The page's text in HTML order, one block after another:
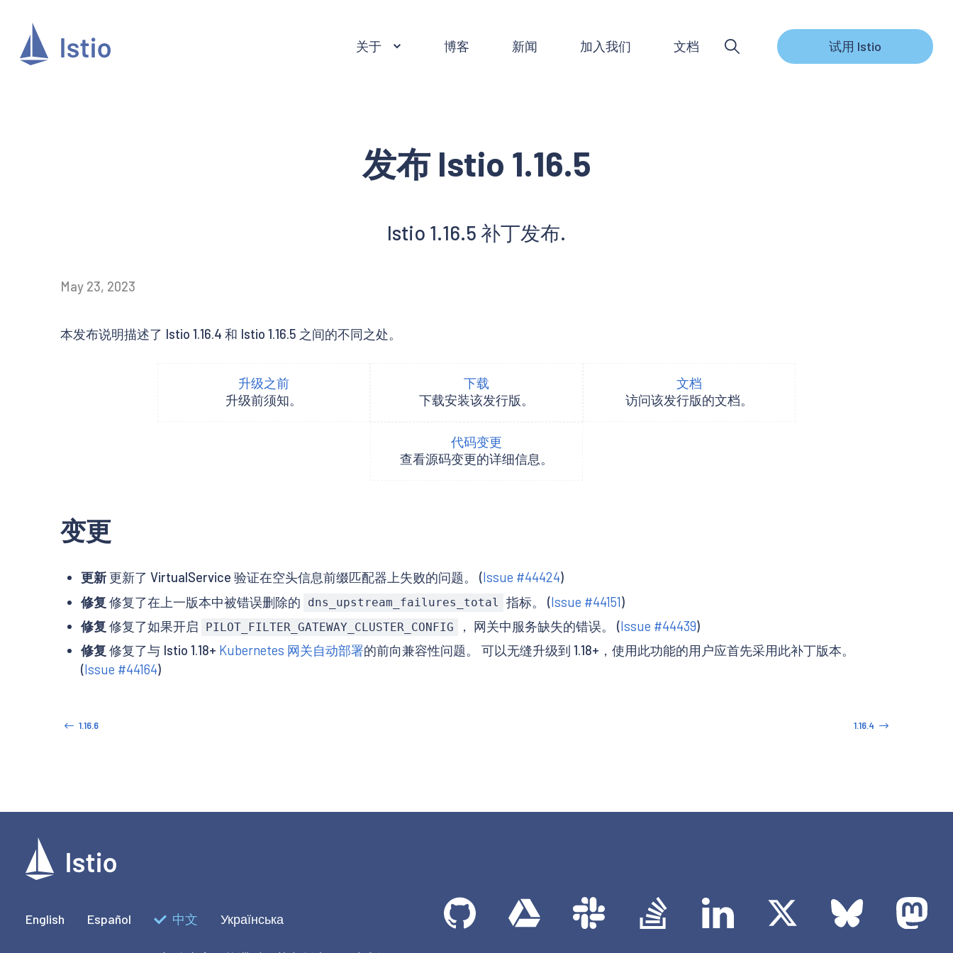
关于 博客 新闻 加入我们 文档 试用 Istio
发布 Istio 1.16.5
Istio 1.16.5 补丁发布.
May 23, 2023
本发布说明描述了 Istio 1.16.4 和 Istio 1.16.5 之间的不同之处。
升级之前
升级前须知。
下载
下载安装该发行版。
文档
访问该发行版的文档。
代码变更
查看源码变更的详细信息。
变更
更新更新了 VirtualService 验证在空头信息前缀匹配器上失败的问题。 (Issue #44424)
修复 修复了在上一版本中被错误删除的 dns_upstream_failures_total 指标。 (Issue #44151)
修复 修复了如果开启 PILOT_FILTER_GATEWAY_CLUSTER_CONFIG ， 网关中服务缺失的错误。 (Issue #44439)
修复 修复了与 Istio 1.18+ Kubernetes 网关自动部署的前向兼容性问题。 可以无缝升级到 1.18+，使用此功能的用户应首先采用此补丁版本。
(Issue #44164)
1.16.6 1.16.4
English Español 中文 Українська